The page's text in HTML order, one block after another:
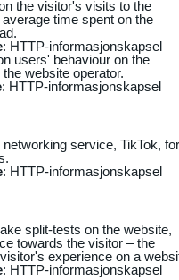
the visitor's visits to the
time spent on the
: HTTP-informasjonskapsel
users' behaviour on the
website operator.
: HTTP-informasjonskapsel
service, TikTok, for
: HTTP-informasjonskapsel
split-tests on the website,
towards the visitor – the
experience on a
: HTTP-informasjonskapsel